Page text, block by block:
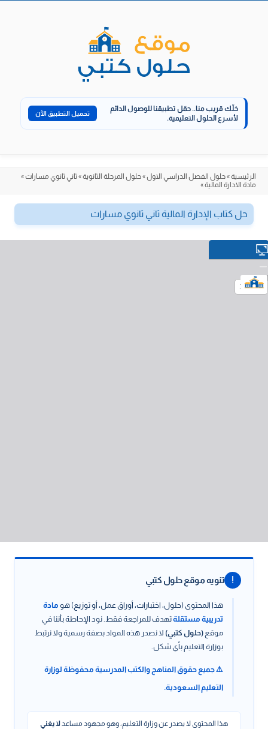
خلّك قريب منا.. حمّل تطبيقنا للوصول الدائم
لأسرع الحلول التعليمية.
تحميل التطبيق الآن
الرئيسية»حلول الفصل الدراسي الاول»حلول المرحلة الثانوية» ثاني ثانوي مسارات»
مادة الادارة المالية»
حل كتاب الإدارة المالية ثاني ثانوي مسارات
! تنويه موقع حلول كتبي
هذا المحتوى (حلول، اختبارات، أوراق عمل، أو توزيع) هو مادة
تدريبية مستقلةتهدف للمراجعة فقط. نود الإحاطة بأننا في
موقع (حلول كتبي) لا نصدر هذه المواد بصفة رسمية ولا نرتبط
بوزارة التعليم بأي شكل.
⚠️ جميع حقوق المناهج والكتب المدرسية محفوظة لوزارة
التعليم السعودية.
هذا المحتوى لا يصدر عن وزارة التعليم، وهو مجهود مساعدلا يغني